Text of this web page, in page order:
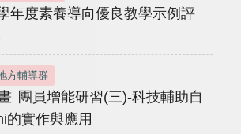
年度素養導向優良教學示例評
方輔導群
團員增能研習(三)-科技輔助自
的實作與應用